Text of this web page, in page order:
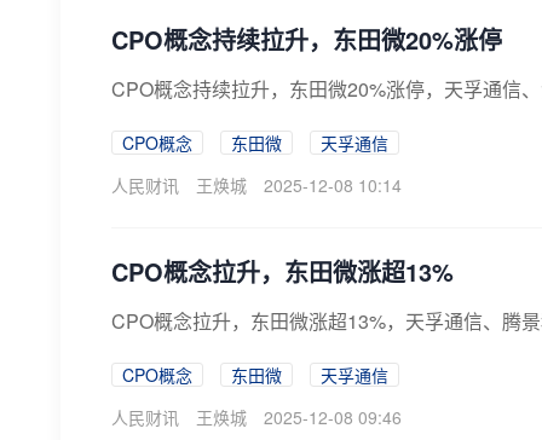
CPO概念持续拉升，东田微20%涨停
CPO概念持续拉升，东田微20%涨停，天孚通信
CPO概念 东田微
天孚通信
人民财讯
王焕城 2025-12-08 10:14
CPO概念拉升，东田微涨超13%
CPO概念拉升，东田微涨超13%，天孚通信、腾
CPO概念 东田微
天孚通信
人民财讯
王焕城 2025-12-08 09:46